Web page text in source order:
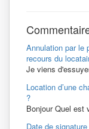
Annulation par le
recours du
Je viens
Location d’une
?
Bonjour Quel est
Date de